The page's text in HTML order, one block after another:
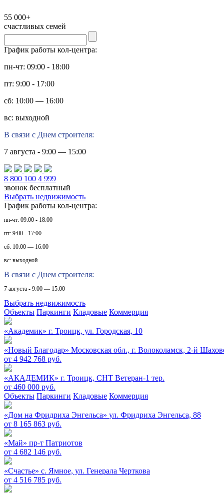
55 000+
счастливых семей
График работы кол-центра:
пн-чт: 09:00 - 18:00
пт: 9:00 - 17:00
сб: 10:00 — 16:00
вс: выходной
В связи с Днем строителя:
7 августа - 9:00 — 15:00
8 800 100 4 999
звонок бесплатный
Выбрать недвижимость
График работы кол-центра:
пн-чт: 09:00 - 18:00
пт: 9:00 - 17:00
сб: 10:00 — 16:00
вс: выходной
В связи с Днем строителя:
7 августа - 9:00 — 15:00
Выбрать недвижимость
Объекты Паркинги Кладовые Коммерция
«Академик» г. Троицк, ул. Городская, 10
«Новый Благодар» Московская обл., г. Волоколамск, 2-й
от 4 942 768 руб.
«АКАДЕМИК» г. Троицк, СНТ Ветеран-1 тер.
от 460 000 руб.
Объекты Паркинги Кладовые Коммерция
«Дом на Фридриха Энгельса» ул. Фридриха Энгельса, 88
от 8 165 863 руб.
«Май» пр-т Патриотов
от 4 682 146 руб.
«Счастье» c. Ямное, ул. Генерала Черткова
от 4 516 785 руб.